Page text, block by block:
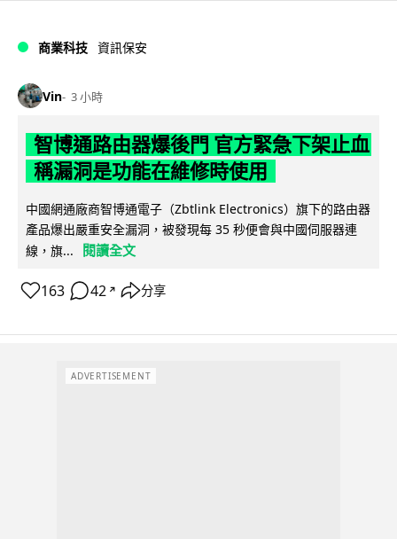
商業科技 資訊保安
Vin 3 小時
智博通路由器爆後門 官方緊急下架止血
稱漏洞是功能在維修時使用
中國網通廠商智博通電子（Zbtlink Electronics）旗下的路由器
產品爆出嚴重安全漏洞，被發現每 35 秒便會與中國伺服器連
線，旗...
閱讀全文
163 42 ↗ 分享
ADVERTISEMENT